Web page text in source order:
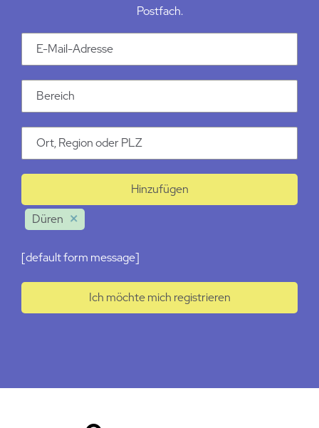
Postfach.
Email Addresse
Kategorie
Ort
Hinzufügen
Düren
[default form message]
Ich möchte mich registrieren